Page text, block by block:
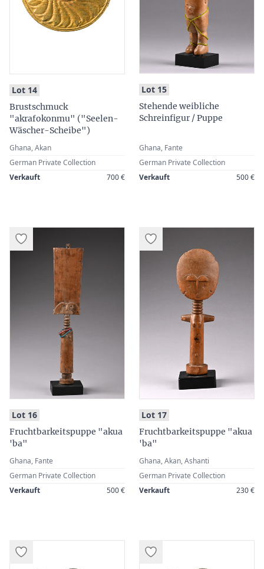
Lot 14:
Brustschmuck
"akrafokonmu" ("Seelen-
Wäscher-Scheibe")
Ghana, Akan
German Private Collection
Verkauft
700 €
Lot 15:
Stehende weibliche
Schreinfigur / Puppe
Ghana, Fante
German Private Collection
Verkauft
500 €
Lot 16:
Fruchtbarkeitspuppe "akua
'ba"
Ghana, Fante
German Private Collection
Verkauft
500 €
Lot 17:
Fruchtbarkeitspuppe "akua
'ba"
Ghana, Akan, Ashanti
German Private Collection
Verkauft
230 €